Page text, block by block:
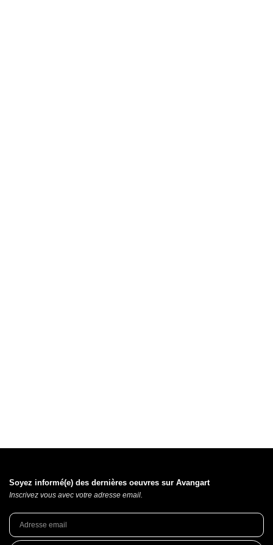
Soyez informé(e) des dernières oeuvres sur Avangart
Inscrivez vous avec votre adresse email.